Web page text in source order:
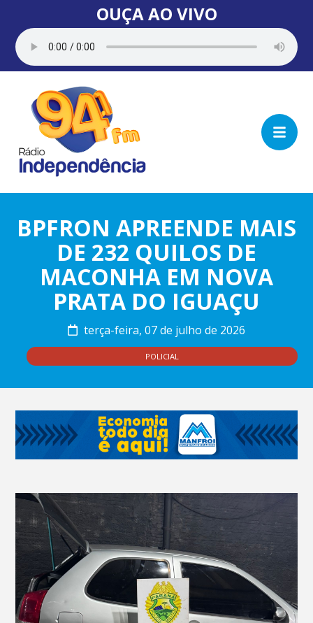
OUÇA AO VIVO
BPFRON APREENDE MAIS
DE 232 QUILOS DE
MACONHA EM NOVA
PRATA DO IGUAÇU
terça-feira, 07 de julho de 2026
POLICIAL